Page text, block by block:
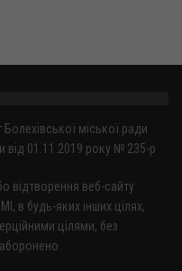
міської ради
від 01.11.2019 року № 235-р
відтворення веб-сайту
в будь-яких інших цілях,
цілями, без